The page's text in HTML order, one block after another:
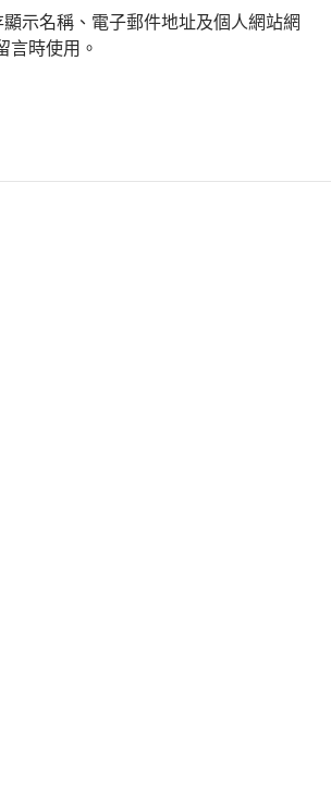
顯示名稱、電子郵件地址及個人網站網
言時使用。